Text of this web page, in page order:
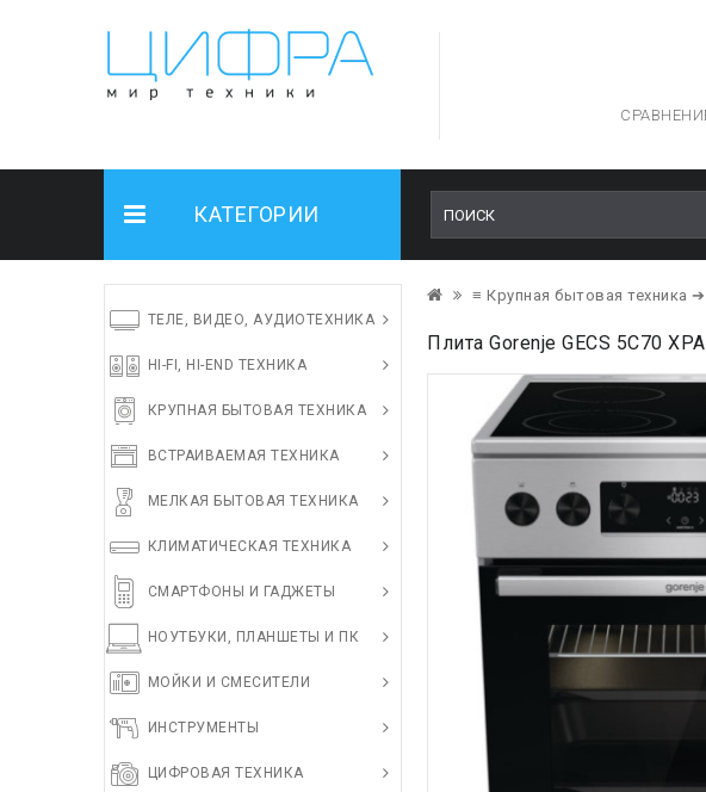
КАТЕГОРИИ
ТЕЛЕ, ВИДЕО, АУДИОТЕХНИКА
HI-FI, HI-END ТЕХНИКА
КРУПНАЯ БЫТОВАЯ ТЕХНИКА
ВСТРАИВАЕМАЯ ТЕХНИКА
МЕЛКАЯ БЫТОВАЯ ТЕХНИКА
КЛИМАТИЧЕСКАЯ ТЕХНИКА
СМАРТФОНЫ И ГАДЖЕТЫ
НОУТБУКИ, ПЛАНШЕТЫ И ПК
МОЙКИ И СМЕСИТЕЛИ
ИНСТРУМЕНТЫ
ЦИФРОВАЯ ТЕХНИКА
≡ Крупная бытовая техника ➔
Плита Gorenje GECS 5C70 XPA